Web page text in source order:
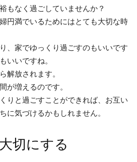
もなく過ごしていませんか？
円満でいるためにはとても大切な時
、家でゆっくり過ごすのもいいです
いいですね。
解放されます。
が増えるのです。
りと過ごすことができれば、お互い
に気づけるかもしれません。
切にする